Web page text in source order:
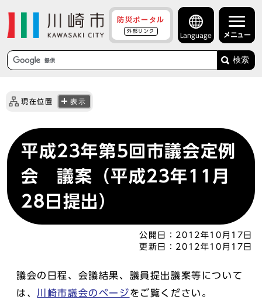
防災ポータル
外部リンク
Language メニュー
検索
現在位置 表示
平成23年第5回市議会定例
会 議案（平成23年11月
28日提出）
公開日： 2012年10月17日
更新日： 2012年10月17日
議会の日程、会議結果、議員提出議案等について
は、 川崎市議会のページをご覧ください。